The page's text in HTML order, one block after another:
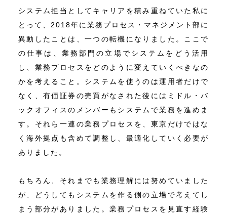
システム担当としてキャリアを積み重ねていた私に
とって、2018年に業務プロセス・マネジメント部に
異動したことは、一つの転機になりました。ここで
の仕事は、業務部門の立場でシステムをどう活用
し、業務プロセスをどのように変えていくべきなの
かを考えること。システムを使うのは運用者だけで
なく、有価証券の売買がなされた後にはミドル・バ
ックオフィスのメンバーもシステムで業務を進めま
す。それら一連の業務プロセスを、東京だけではな
く海外拠点も含めて調整し、最適化していく必要が
ありました。
もちろん、それまでも業務理解には努めていました
が、どうしてもシステムを作る側の立場で考えてし
まう部分がありました。業務プロセスを見直す経験